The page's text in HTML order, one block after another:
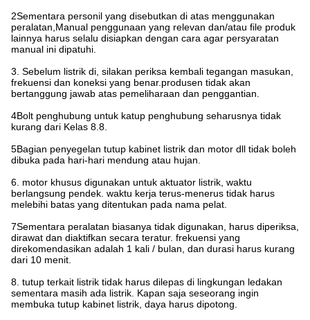
2Sementara personil yang disebutkan di atas menggunakan
peralatan,Manual penggunaan yang relevan dan/atau file produk
lainnya harus selalu disiapkan dengan cara agar persyaratan
manual ini dipatuhi.
3. Sebelum listrik di, silakan periksa kembali tegangan masukan,
frekuensi dan koneksi yang benar.produsen tidak akan
bertanggung jawab atas pemeliharaan dan penggantian.
4Bolt penghubung untuk katup penghubung seharusnya tidak
kurang dari Kelas 8.8.
5Bagian penyegelan tutup kabinet listrik dan motor dll tidak boleh
dibuka pada hari-hari mendung atau hujan.
6. motor khusus digunakan untuk aktuator listrik, waktu
berlangsung pendek. waktu kerja terus-menerus tidak harus
melebihi batas yang ditentukan pada nama pelat.
7Sementara peralatan biasanya tidak digunakan, harus diperiksa,
dirawat dan diaktifkan secara teratur. frekuensi yang
direkomendasikan adalah 1 kali / bulan, dan durasi harus kurang
dari 10 menit.
8. tutup terkait listrik tidak harus dilepas di lingkungan ledakan
sementara masih ada listrik. Kapan saja seseorang ingin
membuka tutup kabinet listrik, daya harus dipotong.